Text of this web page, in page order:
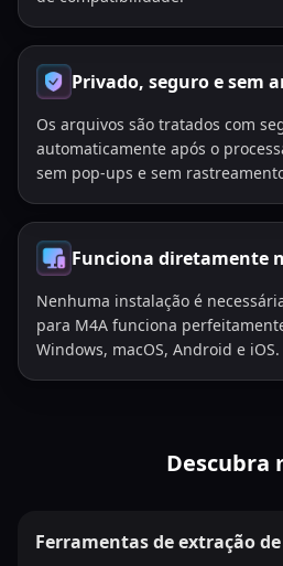
Privado, seguro e sem
Os arquivos são tratados com
automaticamente após o
sem pop-ups e sem
Funciona diretamente
Nenhuma instalação é
para M4A funciona
Windows, macOS, Android e iOS.
Descubra
Ferramentas de extração